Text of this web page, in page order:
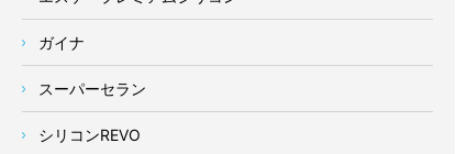
ガイナ
スーパーセラン
シリコンREVO